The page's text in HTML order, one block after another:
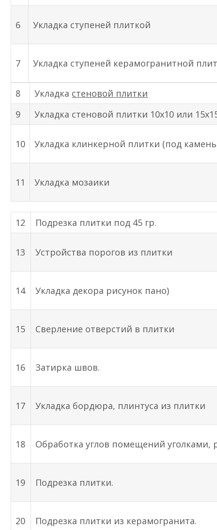
6 Укладка ступеней плиткой
7 Укладка ступеней керамогранитной
8 Укладка стеновой плитки
9
Укладка стеновой плитки 10x10 или
10 Укладка клинкерной плитки (под
11 Укладка мозаики
12 Подрезка плитки под 45 гр.
13 Устройства порогов из плитки
14 Укладка декора рисунок пано)
15 Сверление отверстий в плитки
16 Затирка швов.
17 Укладка бордюра, плинтуса из плитки
18 Обработка углов помещений уголками,
19 Подрезка плитки.
20 Подрезка плитки из керамогранита.